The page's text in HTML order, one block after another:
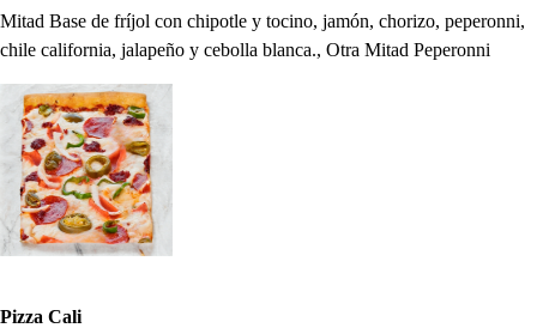
Mitad Base de fríjol con chipotle y tocino, jamón, chorizo, peperonni,
chile california, jalapeño y cebolla blanca., Otra Mitad Peperonni
Pizza Cali